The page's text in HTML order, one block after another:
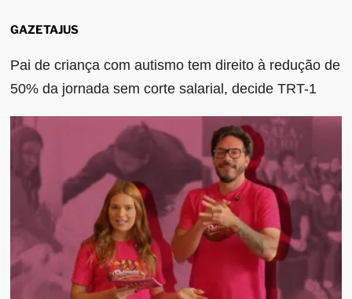
GAZETAJUS
Pai de criança com autismo tem direito à redução de
50% da jornada sem corte salarial, decide TRT-1